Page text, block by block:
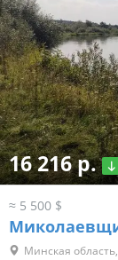
16 216 р.
≈ 5 500 $
Минская